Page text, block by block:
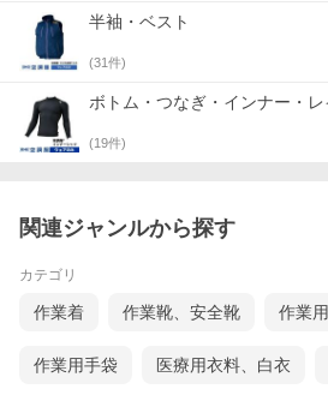
ど空調管理の難し
雨でも使える防水
また、キャンプや
常的なシーンでも
半袖・ベスト
(31件)
ボトム・つなぎ・インナー・
(19件)
関連ジャンルから探す
カテゴリ
作業着 作業靴、安全靴 作業
作業用手袋 医療用衣料、白衣